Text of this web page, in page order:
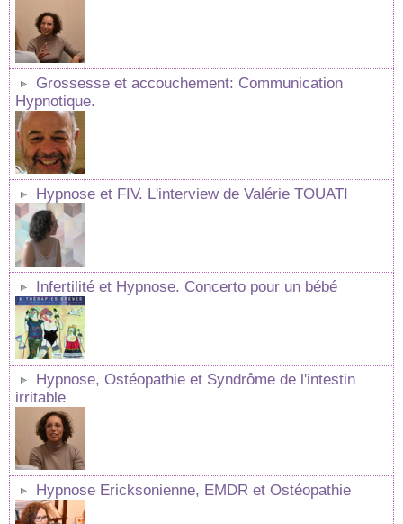
Grossesse et accouchement: Communication
Hypnotique.
Hypnose et FIV. L'interview de Valérie TOUATI
Infertilité et Hypnose. Concerto pour un bébé
Hypnose, Ostéopathie et Syndrôme de l'intestin
irritable
Hypnose Ericksonienne, EMDR et Ostéopathie